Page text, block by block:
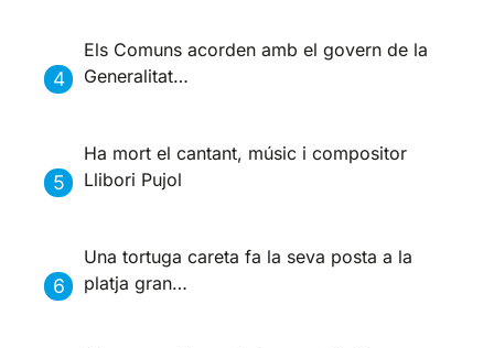
Els Comuns acorden amb el govern de la
Generalitat…
Ha mort el cantant, músic i compositor
Llibori Pujol
Una tortuga careta fa la seva posta a la
platja gran…